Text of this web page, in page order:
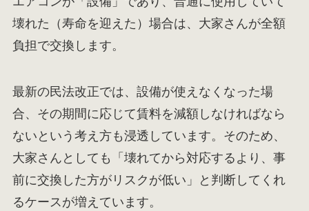
壊れた（寿命を迎えた）場合は、大家さんが全額
負担で交換します。
最新の民法改正では、設備が使えなくなった場
合、その期間に応じて賃料を減額しなければなら
ないという考え方も浸透しています。そのため、
大家さんとしても「壊れてから対応するより、事
前に交換した方がリスクが低い」と判断してくれ
るケースが増えています。